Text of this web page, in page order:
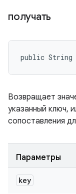
получать
public String
Возвращает
указанный ключ,
сопоставления
Параметры
key